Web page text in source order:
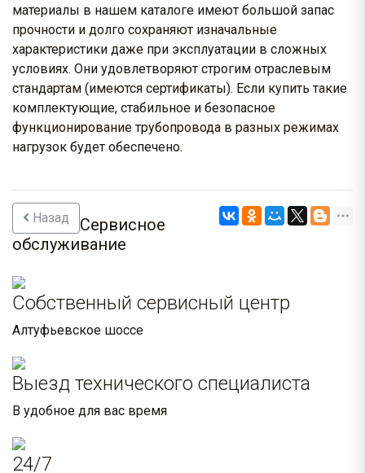
материалы в нашем каталоге имеют большой запас
прочности и долго сохраняют изначальные
характеристики даже при эксплуатации в сложных
условиях. Они удовлетворяют строгим отраслевым
стандартам (имеются сертификаты). Если купить такие
комплектующие, стабильное и безопасное
функционирование трубопровода в разных режимах
нагрузок будет обеспечено.
Назад
Сервисное
обслуживание
Собственный сервисный центр
Алтуфьевское шоссе
Выезд технического специалиста
В удобное для вас время
24/7